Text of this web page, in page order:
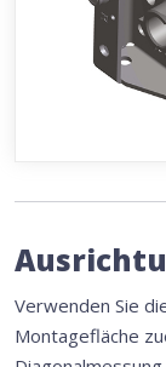
Verwenden Sie
Montagefläche